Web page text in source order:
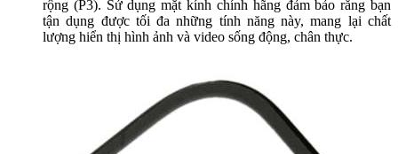
rộng (P3). Sử dụng mặt kính chính hãng đảm bảo rằng bạn
tận dụng được tối đa những tính năng này, mang lại chất
lượng hiển thị hình ảnh và video sống động, chân thực.